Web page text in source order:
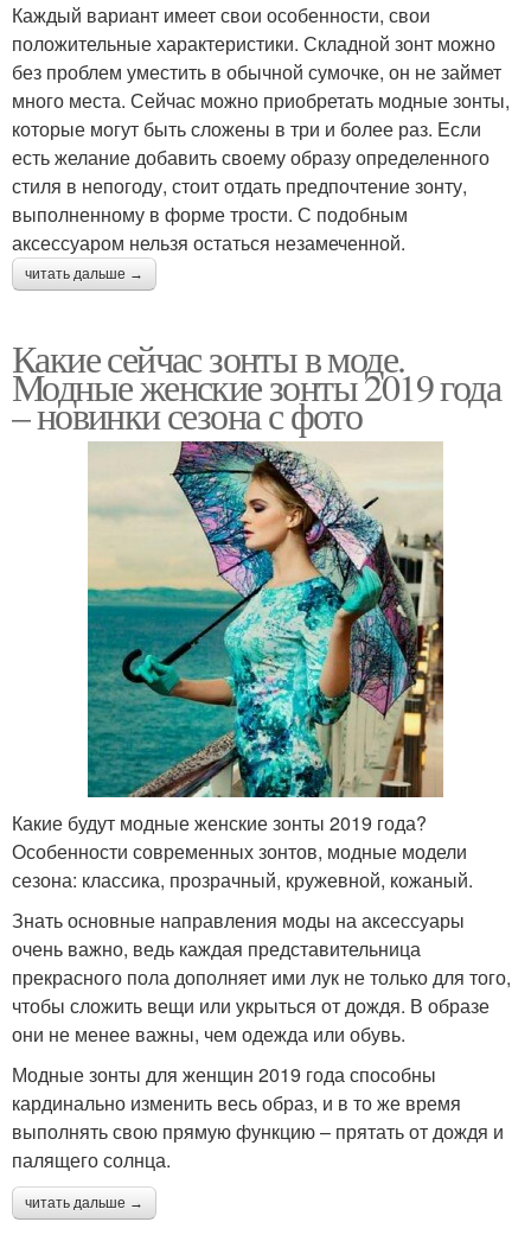
Каждый вариант имеет свои особенности, свои
положительные характеристики. Складной зонт можно
без проблем уместить в обычной сумочке, он не займет
много места. Сейчас можно приобретать модные зонты,
которые могут быть сложены в три и более раз. Если
есть желание добавить своему образу определенного
стиля в непогоду, стоит отдать предпочтение зонту,
выполненному в форме трости. С подобным
аксессуаром нельзя остаться незамеченной.
читать дальше →
Какие сейчас зонты в моде.
Модные женские зонты 2019 года
– новинки сезона с фото
Какие будут модные женские зонты 2019 года?
Особенности современных зонтов, модные модели
сезона: классика, прозрачный, кружевной, кожаный.
Знать основные направления моды на аксессуары
очень важно, ведь каждая представительница
прекрасного пола дополняет ими лук не только для того,
чтобы сложить вещи или укрыться от дождя. В образе
они не менее важны, чем одежда или обувь.
Модные зонты для женщин 2019 года способны
кардинально изменить весь образ, и в то же время
выполнять свою прямую функцию – прятать от дождя и
палящего солнца.
читать дальше →